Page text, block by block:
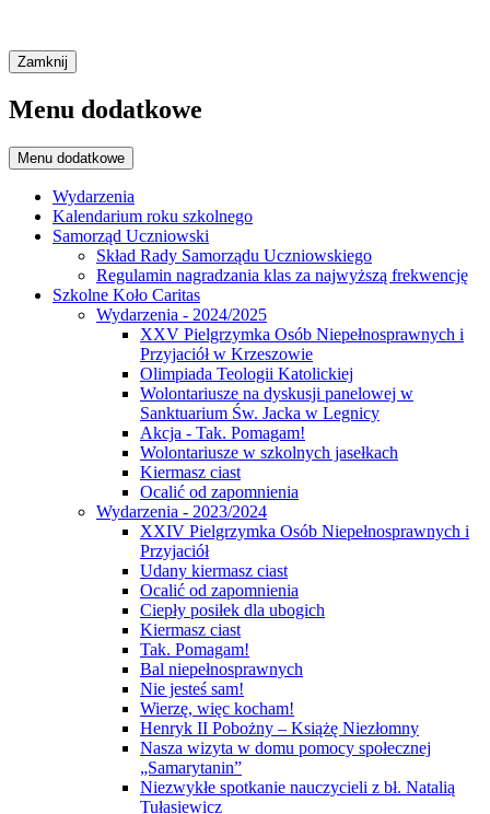
Zamknij
Menu dodatkowe
Menu dodatkowe
Wydarzenia
Kalendarium roku szkolnego
Samorząd Uczniowski
Skład Rady Samorządu Uczniowskiego
Regulamin nagradzania klas za najwyższą frekwencję
Szkolne Koło Caritas
Wydarzenia - 2024/2025
XXV Pielgrzymka Osób Niepełnosprawnych i
Przyjaciół w Krzeszowie
Olimpiada Teologii Katolickiej
Wolontariusze na dyskusji panelowej w
Sanktuarium Św. Jacka w Legnicy
Akcja - Tak. Pomagam!
Wolontariusze w szkolnych jasełkach
Kiermasz ciast
Ocalić od zapomnienia
Wydarzenia - 2023/2024
XXIV Pielgrzymka Osób Niepełnosprawnych i
Przyjaciół
Udany kiermasz ciast
Ocalić od zapomnienia
Ciepły posiłek dla ubogich
Kiermasz ciast
Tak. Pomagam!
Bal niepełnosprawnych
Nie jesteś sam!
Wierzę, więc kocham!
Henryk II Pobożny – Książę Niezłomny
Nasza wizyta w domu pomocy społecznej
„Samarytanin”
Niezwykłe spotkanie nauczycieli z bł. Natalią
Tułasiewicz